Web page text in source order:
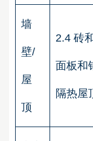
墙
壁/
屋
顶
2.4 砖
面板和
隔热屋